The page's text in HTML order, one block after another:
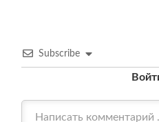
Subscribe